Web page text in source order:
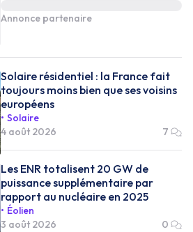
Annonce partenaire
Solaire résidentiel : la France fait
toujours moins bien que ses voisins
européens
Solaire
4 août 2026
7
Les ENR totalisent 20 GW de
puissance supplémentaire par
rapport au nucléaire en 2025
Éolien
3 août 2026
0